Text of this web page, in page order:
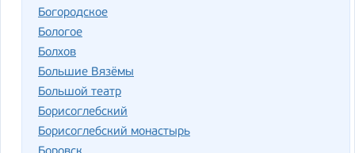
Богородское
Бологое
Болхов
Большие Вязёмы
Большой театр
Борисоглебский
Борисоглебский монастырь